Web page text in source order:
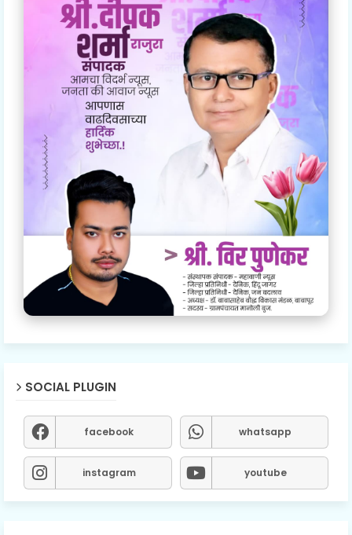
SOCIAL PLUGIN
facebook whatsapp
instagram youtube